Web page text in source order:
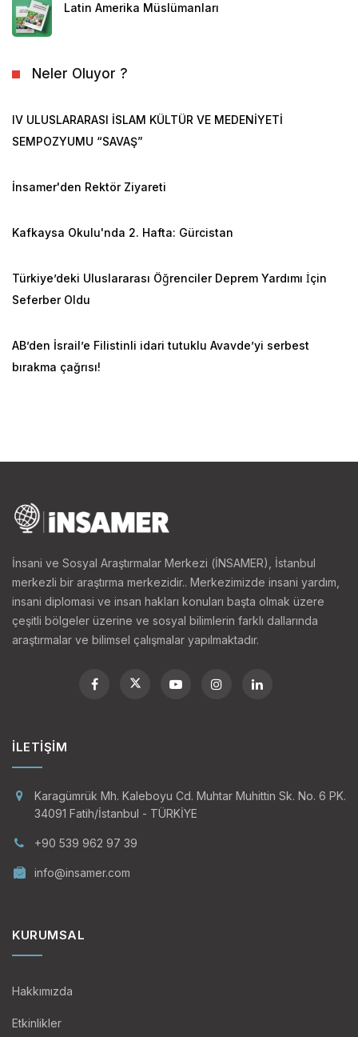
Latin Amerika Müslümanları
Neler Oluyor ?
IV ULUSLARARASI İSLAM KÜLTÜR VE MEDENİYETİ
SEMPOZYUMU “SAVAŞ”
İnsamer'den Rektör Ziyareti
Kafkaysa Okulu'nda 2. Hafta: Gürcistan
Türkiye’deki Uluslararası Öğrenciler Deprem Yardımı İçin
Seferber Oldu
AB’den İsrail’e Filistinli idari tutuklu Avavde’yi serbest
bırakma çağrısı!
İnsani ve Sosyal Araştırmalar Merkezi (İNSAMER), İstanbul
merkezli bir araştırma merkezidir.. Merkezimizde insani yardım,
insani diplomasi ve insan hakları konuları başta olmak üzere
çeşitli bölgeler üzerine ve sosyal bilimlerin farklı dallarında
araştırmalar ve bilimsel çalışmalar yapılmaktadır.
İLETIŞIM
Karagümrük Mh. Kaleboyu Cd. Muhtar Muhittin Sk. No. 6 PK.
34091 Fatih/İstanbul - TÜRKİYE
+90 539 962 97 39
info@insamer.com
KURUMSAL
Hakkımızda
Etkinlikler